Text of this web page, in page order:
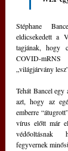
Stéphane
eldicsekedett a
tagjának, hogy
COVID-mRNS
„világjárvány
Tehát Bancel egy
azt, hogy az
emberre
vírus előtt már
védőoltásnak
fegyvernek